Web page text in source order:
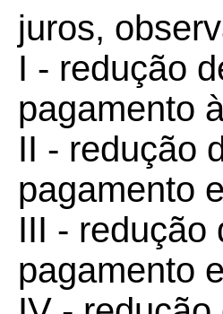
juros,
I - redução
pagamento
II - redução
pagamento
III - redução
pagamento